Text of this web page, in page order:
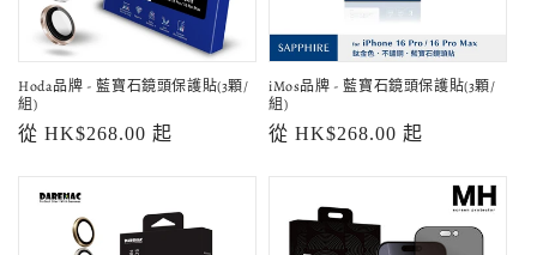
Hoda品牌 - 藍寶石鏡頭保護貼(3顆/
組)
定
從 HK$268.00 起
iMos品牌 - 藍寶石鏡頭保護貼(3顆/
組)
定
從 HK$268.00 起